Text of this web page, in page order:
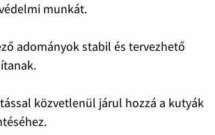
munkát.
adományok stabil és tervezhető
közvetlenül járul hozzá a kutyák